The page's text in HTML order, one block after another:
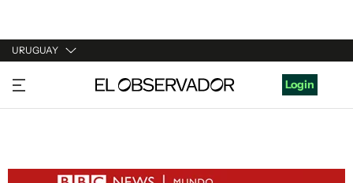
URUGUAY
URUGUAY
ARGENTINA
ESTADOS UNIDOS
Login